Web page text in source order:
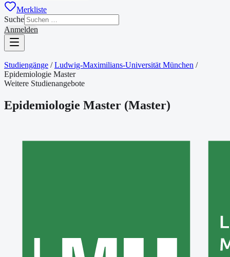
Merkliste
Suche
Anmelden
Studiengänge / Ludwig-Maximilians-Universität München /
Epidemiologie Master
Weitere Studienangebote
Epidemiologie Master (Master)